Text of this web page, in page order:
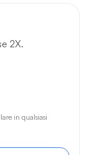
2X.
in qualsiasi